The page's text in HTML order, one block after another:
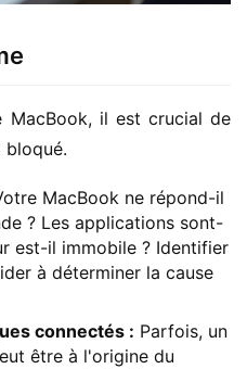
MacBook, il est crucial de
MacBook ne répond-il
? Les applications sont-
est-il immobile ? Identifier
à déterminer la cause
connectés : Parfois, un
être à l'origine du